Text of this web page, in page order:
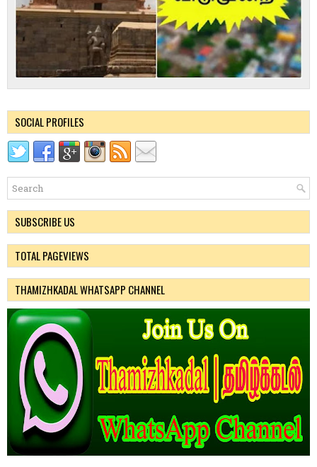
SOCIAL PROFILES
SUBSCRIBE US
TOTAL PAGEVIEWS
THAMIZHKADAL WHATSAPP CHANNEL